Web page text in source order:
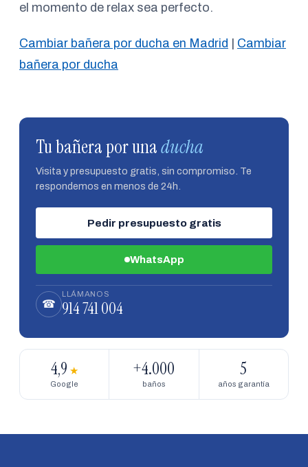
el momento de relax sea perfecto.
Cambiar bañera por ducha en Madrid
Cambiar
bañera por ducha
Tu bañera por unaducha
Visita y presupuesto gratis, sin compromiso. Te
respondemos en menos de 24h.
Pedir presupuesto gratis
WhatsApp
☎
LLÁMANOS
914 741 004
4,9 ★
Google
+4.000
baños
5
años garantía